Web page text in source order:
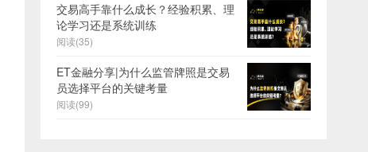
交易高手靠什么成长？经验积累、理
论学习还是系统训练
阅读(35)
ET金融分享|为什么监管牌照是交易
员选择平台的关键考量
阅读(99)